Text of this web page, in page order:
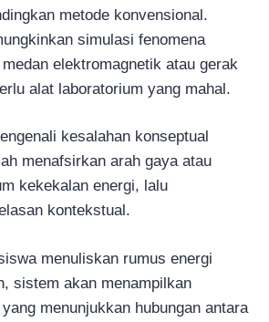
metode konvensional.
simulasi fenomena
elektromagnetik atau gerak
alat laboratorium yang mahal.
kesalahan konseptual
menafsirkan arah gaya atau
kekekalan energi, lalu
kontekstual.
menuliskan rumus energi
sistem akan menampilkan
menunjukkan hubungan antara